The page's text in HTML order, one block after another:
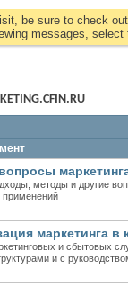
be sure to check
messages,
методы и другие
применений
маркетинга в
и сбытовых
и с